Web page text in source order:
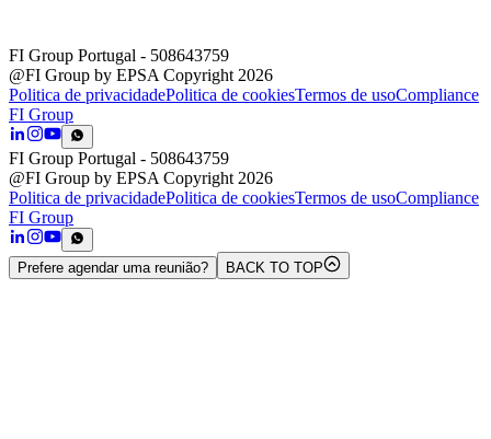
FI Group Portugal - 508643759
@FI Group by EPSA Copyright 2026
Politica de privacidadePolitica de cookiesTermos de usoCompliance
FI Group
FI Group Portugal - 508643759
@FI Group by EPSA Copyright 2026
Politica de privacidadePolitica de cookiesTermos de usoCompliance
FI Group
Prefere agendar uma reunião? BACK TO TOP